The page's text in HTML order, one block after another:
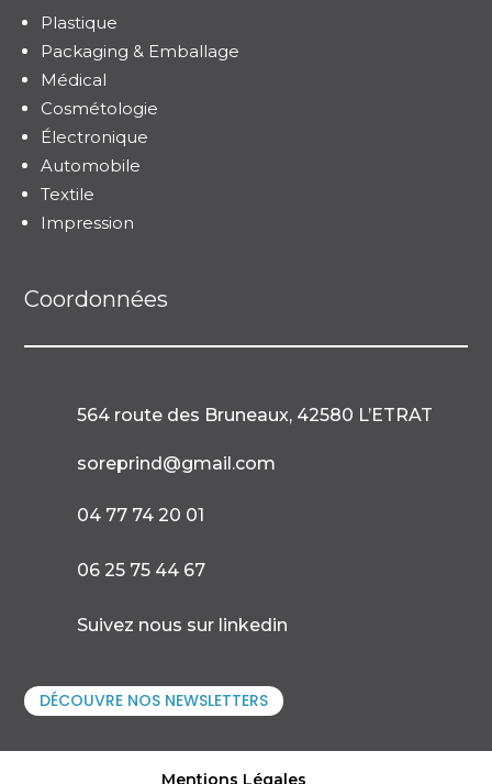
Plastique
Packaging & Emballage
Médical
Cosmétologie
Électronique
Automobile
Textile
Impression
Coordonnées
564 route des Bruneaux, 42580 L’ETRAT
soreprind@gmail.com
04 77 74 20 01
06 25 75 44 67
Suivez nous sur linkedin
DÉCOUVRE NOS NEWSLETTERS
Mentions Légales